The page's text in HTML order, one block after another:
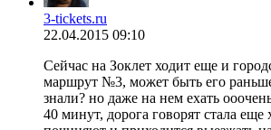
3-tickets.ru
22.04.2015 09:10
Сейчас на Зоклет ходит еще и
маршрут №3, может быть его
знали? но даже на нем ехать
40 минут, дорога говорят стала еще